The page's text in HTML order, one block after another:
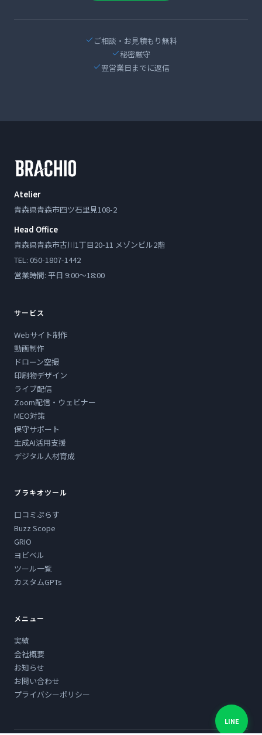
ご相談・お見積もり無料
秘密厳守
翌営業日までに返信
Atelier
青森県青森市四ツ石里見108-2
Head Office
青森県青森市古川1丁目20-11 メゾンビル2階
TEL: 050-1807-1442
営業時間: 平日 9:00〜18:00
サービス
Webサイト制作
動画制作
ドローン空撮
印刷物デザイン
ライブ配信
Zoom配信・ウェビナー
MEO対策
保守サポート
生成AI活用支援
デジタル人材育成
ブラキオツール
口コミぷらす
Buzz Scope
GRIO
ヨビベル
ツール一覧
カスタムGPTs
メニュー
実績
会社概要
お知らせ
お問い合わせ
プライバシーポリシー
LINE